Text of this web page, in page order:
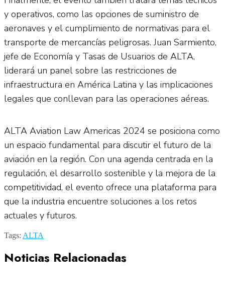
y operativos, como las opciones de suministro de
aeronaves y el cumplimiento de normativas para el
transporte de mercancías peligrosas. Juan Sarmiento,
jefe de Economía y Tasas de Usuarios de ALTA,
liderará un panel sobre las restricciones de
infraestructura en América Latina y las implicaciones
legales que conllevan para las operaciones aéreas.
ALTA Aviation Law Americas 2024 se posiciona como
un espacio fundamental para discutir el futuro de la
aviación en la región. Con una agenda centrada en la
regulación, el desarrollo sostenible y la mejora de la
competitividad, el evento ofrece una plataforma para
que la industria encuentre soluciones a los retos
actuales y futuros.
Tags: ALTA
Noticias Relacionadas